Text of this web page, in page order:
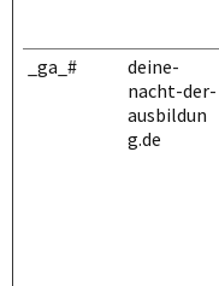
_ga_#
deine-
nacht-der-
ausbildun
g.de